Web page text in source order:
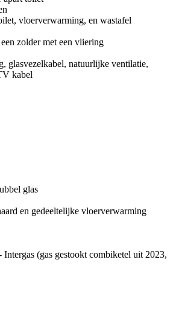
vloerverwarming, en wastafel
zolder met een vliering
glasvezelkabel, natuurlijke ventilatie,
kabel
glas
en gedeeltelijke vloerverwarming
(gas gestookt combiketel uit 2023,